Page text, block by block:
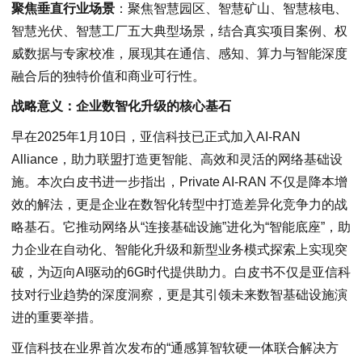
聚焦垂直行业场景 ：聚焦智慧园区、智慧矿山、智慧核电、
智慧光伏、智慧工厂五大典型场景，结合真实项目案例、权
威数据与专家校准，展现其在通信、感知、算力与智能深度
融合后的独特价值和商业可行性。
战略意义：企业数智化升级的核心基石
早在2025年1月10日，亚信科技已正式加入AI-RAN
Alliance，助力联盟打造更智能、高效和灵活的网络基础设
施。本次白皮书进一步指出，Private AI-RAN 不仅是降本增
效的解法，更是企业在数智化转型中打造差异化竞争力的战
略基石。它推动网络从“连接基础设施”进化为“智能底座”，助
力企业在自动化、智能化升级和新型业务模式探索上实现突
破，为迈向AI驱动的6G时代提供助力。白皮书不仅是亚信科
技对行业趋势的深度洞察，更是其引领未来数智基础设施演
进的重要举措。
亚信科技在业界首次发布的“通感算智软硬一体联合解决方